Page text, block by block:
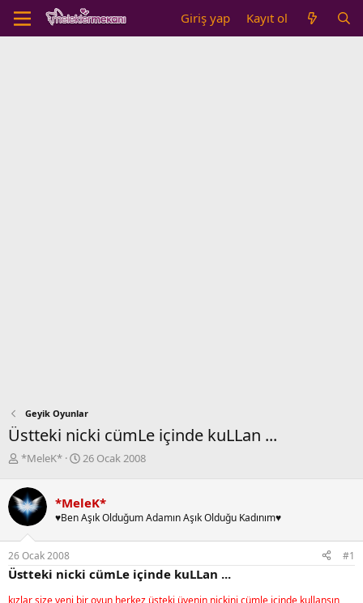
Giriş yap Kayıt ol
Geyik Oyunlar
Üstteki nicki cümLe içinde kuLLan ...
K
n
b
u
y
u
b
a
*MeleK*
B
l
a
g
ç
26 Ocak 2008
*MeleK*
♥Ben Aşık Olduğum Adamın Aşık Olduğu Kadınım♥
26 Ocak 2008 #1
Üstteki nicki cümLe içinde kuLLan ...
kızlar size yeni bir oyun herkez üsteki üyenin nickini cümle içinde kullansın